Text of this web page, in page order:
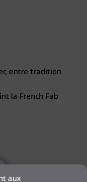
aux
entre tradition
la French Fab